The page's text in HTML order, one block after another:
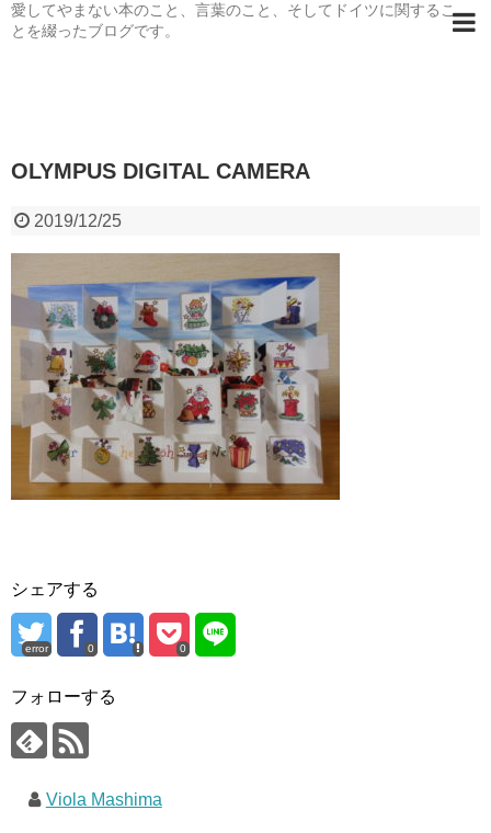
愛してやまない本のこと、言葉のこと、そしてドイツに関するこ
とを綴ったブログです。
OLYMPUS DIGITAL CAMERA
2019/12/25
シェアする
error 0 0
フォローする
Viola Mashima